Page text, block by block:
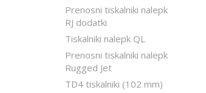
Prenosni tiskalniki nalepk
RJ dodatki
Tiskalniki nalepk QL
Prenosni tiskalniki nalepk
Rugged Jet
TD4 tiskalniki (102 mm)